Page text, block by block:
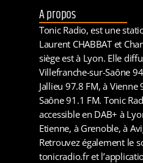
A propos
Tonic Radio, est une
Laurent CHABBAT et
siège est à Lyon. Elle
Villefranche-sur-Saône
Jallieu 97.8 FM, à Vienne
Saône 91.1 FM. Tonic
accessible en DAB+ à
Etienne, à Grenoble, à
Retrouvez également le
tonicradio.fr et